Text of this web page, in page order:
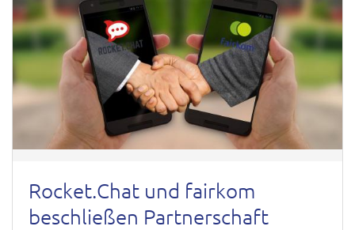
Rocket.Chat und fairkom
beschließen Partnerschaft